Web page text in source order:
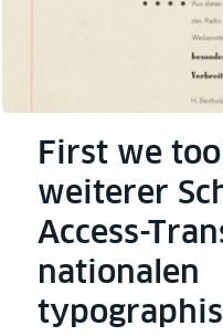
First we
weiterer
Access-
nationalen